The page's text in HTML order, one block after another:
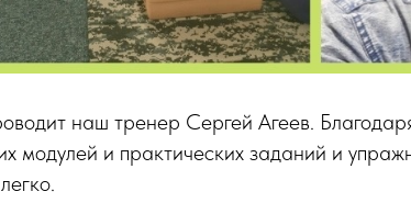
наш тренер Сергей Агеев.
модулей и практических заданий и